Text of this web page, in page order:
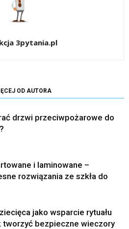
3pytania.pl
OD AUTORA
drzwi przeciwpożarowe do
i laminowane –
rozwiązania ze szkła do
jako wsparcie rytuału
tworzyć bezpieczne wieczory